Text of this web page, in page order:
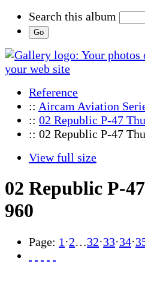
Search this album
Reference
:: Aircam Aviation
:: 02 Republic P-47
:: 02 Republic P-47
View full size
02 Republic P-
960
Page: 1 ·2…32·33·34·